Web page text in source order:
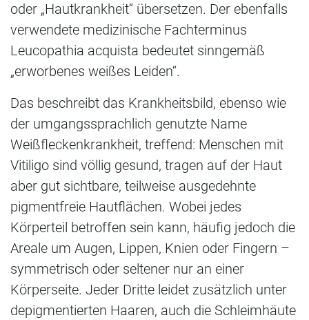
oder „Hautkrankheit“ übersetzen. Der ebenfalls
verwendete medizinische Fachterminus
Leucopathia acquista bedeutet sinngemäß
„erworbenes weißes Leiden“.
Das beschreibt das Krankheitsbild, ebenso wie
der umgangssprachlich genutzte Name
Weißfleckenkrankheit, treffend: Menschen mit
Vitiligo sind völlig gesund, tragen auf der Haut
aber gut sichtbare, teilweise ausgedehnte
pigmentfreie Hautflächen. Wobei jedes
Körperteil betroffen sein kann, häufig jedoch die
Areale um Augen, Lippen, Knien oder Fingern –
symmetrisch oder seltener nur an einer
Körperseite. Jeder Dritte leidet zusätzlich unter
depigmentierten Haaren, auch die Schleimhäute